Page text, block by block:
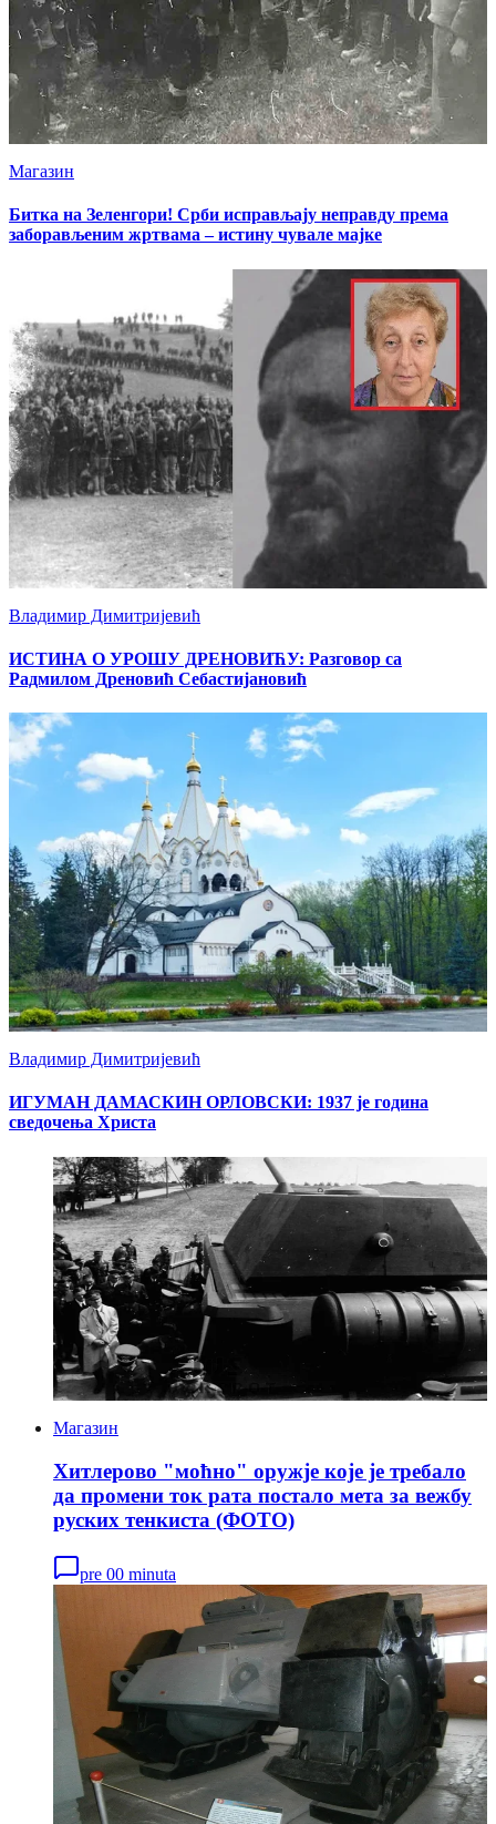
Магазин
Битка на Зеленгори! Срби исправљају неправду према
заборављеним жртвама – истину чувале мајке
Владимир Димитријевић
ИСТИНА О УРОШУ ДРЕНОВИЋУ: Разговор са
Радмилом Дреновић Себастијановић
Владимир Димитријевић
ИГУМАН ДАМАСКИН ОРЛОВСКИ: 1937 је година
сведочења Христа
Магазин
Хитлерово "моћно" оружје које је требало
да промени ток рата постало мета за вежбу
руских тенкиста (ФОТО)
pre 00 minuta